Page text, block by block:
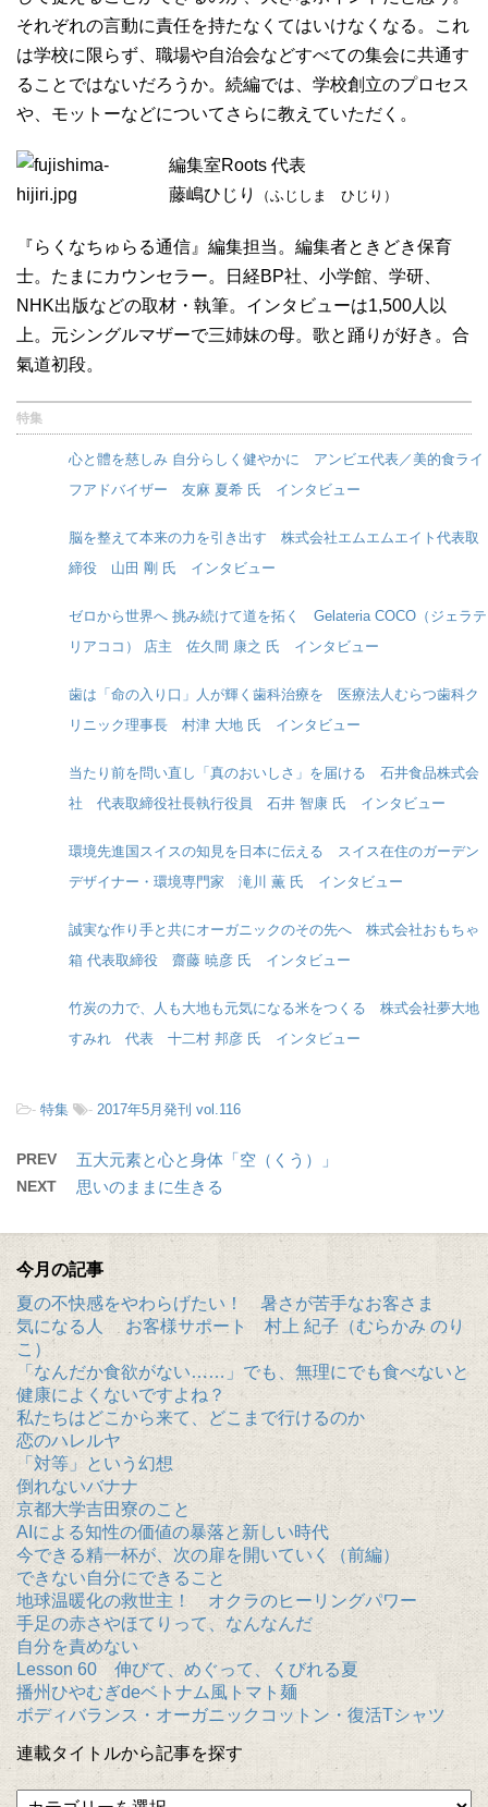
それぞれの言動に責任を持たなくてはいけなくなる。これ
は学校に限らず、職場や自治会などすべての集会に共通す
ることではないだろうか。続編では、学校創立のプロセス
や、モットーなどについてさらに教えていただく。
編集室Roots 代表
藤嶋ひじり
（ふじしま ひじり）
『らくなちゅらる通信』編集担当。編集者ときどき保育
士。たまにカウンセラー。日経BP社、小学館、学研、
NHK出版などの取材・執筆。インタビューは1,500人以
上。元シングルマザーで三姉妹の母。歌と踊りが好き。合
氣道初段。
特集
心と體を慈しみ 自分らしく健やかに アンビエ代表／美的食ライ
フアドバイザー 友麻 夏希 氏 インタビュー
脳を整えて本来の力を引き出す 株式会社エムエムエイト代表取
締役 山田 剛 氏 インタビュー
ゼロから世界へ 挑み続けて道を拓く Gelateria COCO（ジェラテ
リアココ） 店主 佐久間 康之 氏 インタビュー
歯は「命の入り口」人が輝く歯科治療を 医療法人むらつ歯科ク
リニック理事長 村津 大地 氏 インタビュー
当たり前を問い直し「真のおいしさ」を届ける 石井食品株式会
社 代表取締役社長執行役員 石井 智康 氏 インタビュー
環境先進国スイスの知見を日本に伝える スイス在住のガーデン
デザイナー・環境専門家 滝川 薫 氏 インタビュー
誠実な作り手と共にオーガニックのその先へ 株式会社おもちゃ
箱 代表取締役 齋藤 暁彦 氏 インタビュー
竹炭の力で、人も大地も元気になる米をつくる 株式会社夢大地
すみれ 代表 十二村 邦彦 氏 インタビュー
- 特集 - 2017年5月発刊 vol.116
PREV 五大元素と心と身体「空（くう）」
NEXT 思いのままに生きる
今月の記事
夏の不快感をやわらげたい！ 暑さが苦手なお客さま
気になる人 お客様サポート 村上 紀子（むらかみ のり
こ）
「なんだか食欲がない……」でも、無理にでも食べないと
健康によくないですよね？
私たちはどこから来て、どこまで行けるのか
恋のハレルヤ
「対等」という幻想
倒れないバナナ
京都大学吉田寮のこと
AIによる知性の価値の暴落と新しい時代
今できる精一杯が、次の扉を開いていく（前編）
できない自分にできること
地球温暖化の救世主！ オクラのヒーリングパワー
手足の赤さやほてりって、なんなんだ
自分を責めない
Lesson 60 伸びて、めぐって、くびれる夏
播州ひやむぎdeベトナム風トマト麺
ボディバランス・オーガニックコットン・復活Tシャツ
連載タイトルから記事を探す